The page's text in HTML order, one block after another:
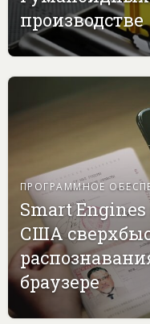
производстве
ПРОГРАММНОЕ
Smart Engines
США
браузере